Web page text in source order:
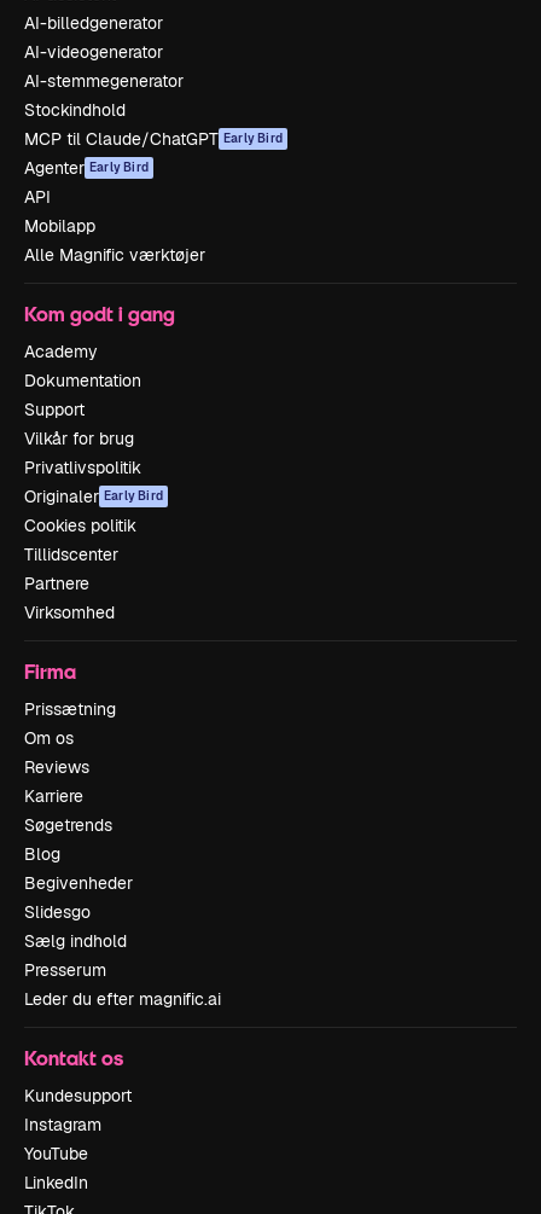
AI-billedgenerator
AI-videogenerator
AI-stemmegenerator
Stockindhold
MCP til Claude/ChatGPT Early Bird
Agenter Early Bird
API
Mobilapp
Alle Magnific værktøjer
Kom godt i gang
Academy
Dokumentation
Support
Vilkår for brug
Privatlivspolitik
Originaler Early Bird
Cookies politik
Tillidscenter
Partnere
Virksomhed
Firma
Prissætning
Om os
Reviews
Karriere
Søgetrends
Blog
Begivenheder
Slidesgo
Sælg indhold
Presserum
Leder du efter magnific.ai
Kontakt os
Kundesupport
Instagram
YouTube
LinkedIn